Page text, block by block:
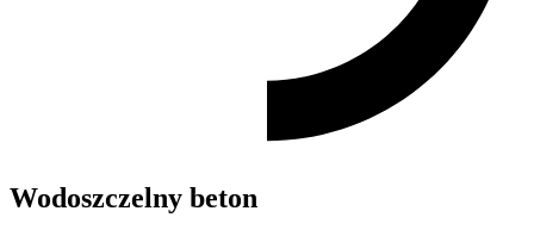
Wodoszczelny beton